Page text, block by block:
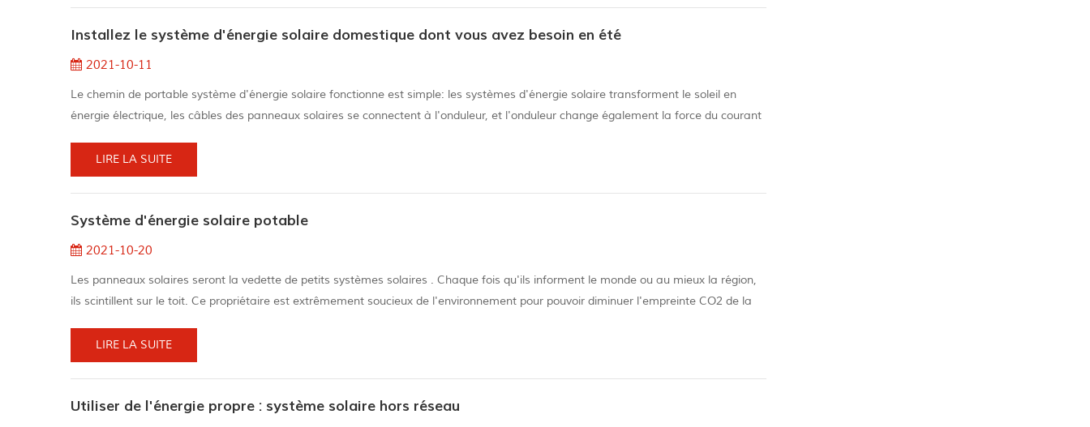
Installez le système d'énergie solaire domestique dont vous avez besoin en été
2021-10-11
Le chemin de portable système d'énergie solaire fonctionne est simple: les systèmes d'énergie solaire transforment le soleil en
énergie électrique, les câbles des panneaux solaires se connectent à l'onduleur, et l'onduleur change également la force du courant
plus d'én...
LIRE LA SUITE
Système d'énergie solaire potable
2021-10-20
Les panneaux solaires seront la vedette de petits systèmes solaires . Chaque fois qu'ils informent le monde ou au mieux la région,
ils scintillent sur le toit. Ce propriétaire est extrêmement soucieux de l'environnement pour pouvoir diminuer l'empreinte CO2 de la
étoile, le pan...
LIRE LA SUITE
Utiliser de l'énergie propre : système solaire hors réseau